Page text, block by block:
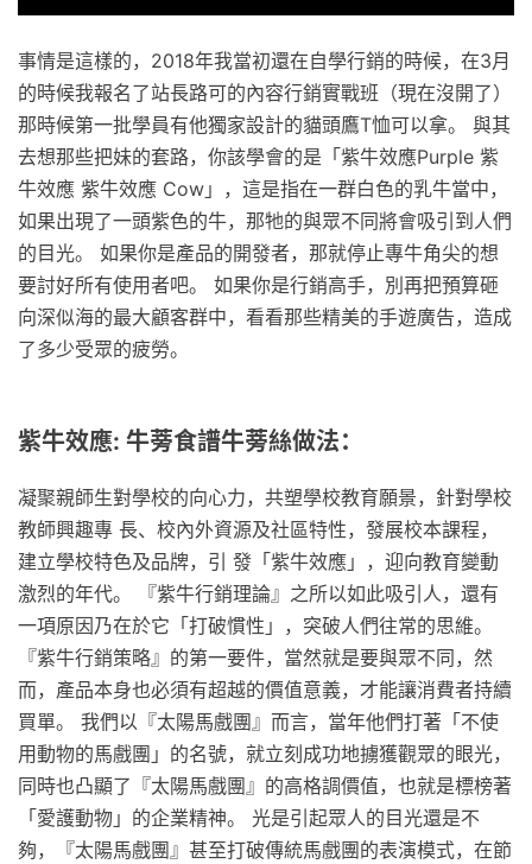
事情是這樣的，2018年我當初還在自學行銷的時候，在3月
的時候我報名了站長路可的內容行銷實戰班（現在沒開了）
那時候第一批學員有他獨家設計的貓頭鷹T恤可以拿。 與其
去想那些把妹的套路，你該學會的是「紫牛效應Purple 紫
牛效應 紫牛效應 Cow」，這是指在一群白色的乳牛當中，
如果出現了一頭紫色的牛，那牠的與眾不同將會吸引到人們
的目光。 如果你是產品的開發者，那就停止專牛角尖的想
要討好所有使用者吧。 如果你是行銷高手，別再把預算砸
向深似海的最大顧客群中，看看那些精美的手遊廣告，造成
了多少受眾的疲勞。
紫牛效應: 牛蒡食譜牛蒡絲做法：
凝聚親師生對學校的向心力，共塑學校教育願景，針對學校
教師興趣專 長、校內外資源及社區特性，發展校本課程，
建立學校特色及品牌，引 發「紫牛效應」，迎向教育變動
激烈的年代。 『紫牛行銷理論』之所以如此吸引人，還有
一項原因乃在於它「打破慣性」，突破人們往常的思維。
『紫牛行銷策略』的第一要件，當然就是要與眾不同，然
而，產品本身也必須有超越的價值意義，才能讓消費者持續
買單。 我們以『太陽馬戲團』而言，當年他們打著「不使
用動物的馬戲團」的名號，就立刻成功地擄獲觀眾的眼光，
同時也凸顯了『太陽馬戲團』的高格調價值，也就是標榜著
「愛護動物」的企業精神。 光是引起眾人的目光還是不
夠，『太陽馬戲團』甚至打破傳統馬戲團的表演模式，在節